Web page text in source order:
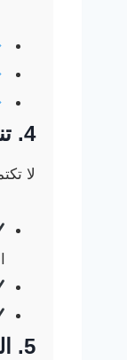
4. تنظيف الجدران والواجهات الزجاجية والخارجية
لا
5. التنظيف التخصصي للمطابخ والحمامات (التعقيم العميق)